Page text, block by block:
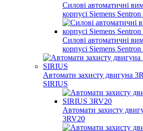
Силові автоматичні
корпусі Siemens
Силові автоматичні
корпусі Siemens
Автомати захисту двигуна
SIRIUS
Автомати захисту
3RV20